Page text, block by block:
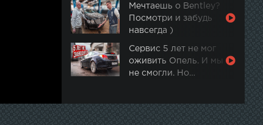
Мечтаешь о Bentley?
Посмотри и забудь
навсегда )
Сервис 5 лет не мог
оживить Опель. И мы
не смогли. Но…